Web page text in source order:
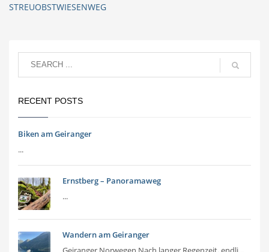
STREUOBSTWIESENWEG
RECENT POSTS
Biken am Geiranger
...
Ernstberg – Panoramaweg
...
Wandern am Geiranger